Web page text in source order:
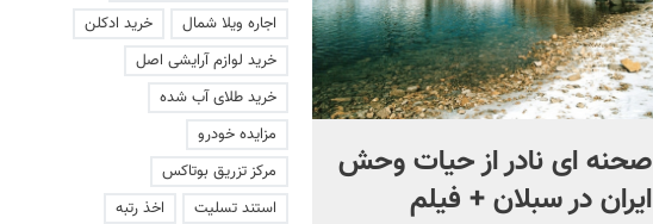
صحنه ای نادر از حیات وحش
ایران در سبلان + فیلم
ایران می‌تواند ما را کاملاً
کند
اجاره ویلا شمال
خرید ادکلن
خرید لوازم آرایشی اصل
خرید طلای آب شده
مزایده خودرو
مرکز تزریق بوتاکس
استند تسلیت
اخذ رتبه